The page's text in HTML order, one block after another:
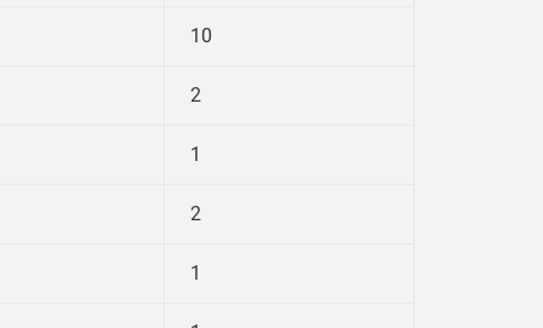
10
2
1
2
1